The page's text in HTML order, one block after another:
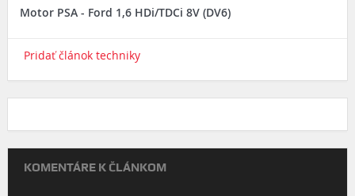
Motor PSA - Ford 1,6 HDi/TDCi 8V (DV6)
Pridať článok techniky
KOMENTÁRE K ČLÁNKOM